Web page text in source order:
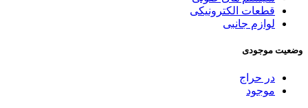
قطعات الکترونیکی
لوازم جانبی
وضعیت موجودی
در حراج
موجود